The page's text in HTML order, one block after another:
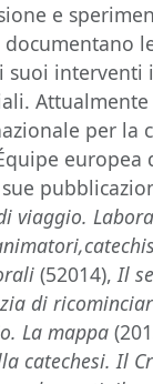
e
suoi interventi
per la
europea
viaggio.
(52014),Il
di
La mappa
catechesi. Il